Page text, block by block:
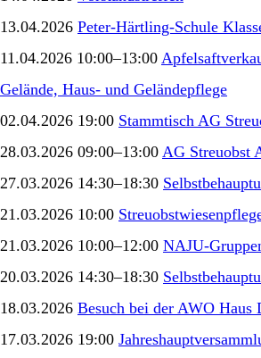
13.04.2026 Peter-Härtling-Schule
11.04.2026 10:00–13:00
Gelände, Haus- und Geländepflege
02.04.2026 19:00 Stammtisch AG
28.03.2026 09:00–13:00 AG Streuobst
27.03.2026 14:30–18:30
21.03.2026 10:00
21.03.2026 10:00–12:00 NAJU-
20.03.2026 14:30–18:30
18.03.2026 Besuch bei der AWO Haus
17.03.2026 19:00